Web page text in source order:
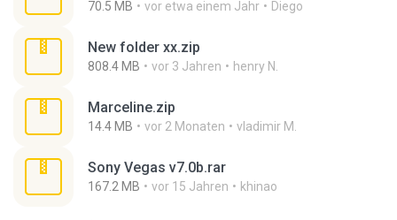
70.5 MB vor etwa einem Jahr Diego
New folder xx.zip
808.4 MB vor 3 Jahren henry N.
Marceline.zip
14.4 MB vor 2 Monaten vladimir M.
Sony Vegas v7.0b.rar
167.2 MB vor 15 Jahren khinao